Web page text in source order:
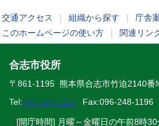
交通アクセス 組織から探す 庁舎
このホームページの使い方
関連リン
合志市役所
〒861-1195 熊本県合志市竹迫2140番
Tel:096-248-1111 Fax:096-248-1196
[開庁時間] 月曜～金曜日の午前8時30